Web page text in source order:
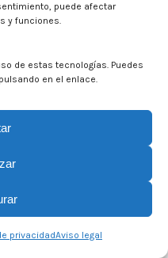
puede afectar
y funciones.
de estas tecnologías. Puedes
en el enlace.
privacidadAviso legal